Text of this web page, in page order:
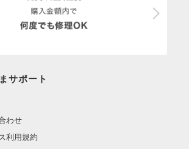
サポート
わせ
利用規約